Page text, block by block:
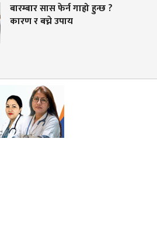
बारम्बार सास फेर्न गाह्रो हुन्छ ?
कारण र बच्ने उपाय